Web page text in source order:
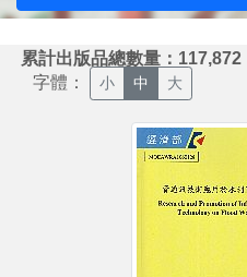
累計出版品總數量：117,872
字體： 小 中 大